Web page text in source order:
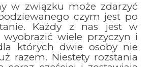
w związku może zdarzyć
czym jest po
Każdy z nas jest w
wyobrazić wiele przyczyn i
których dwie osoby nie
razem. Niestety rozstania